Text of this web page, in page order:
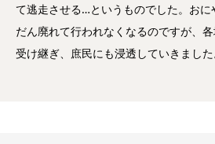
て逃走させる…というものでした。お
だん廃れて行われなくなるのですが、
受け継ぎ、庶民にも浸透していきました